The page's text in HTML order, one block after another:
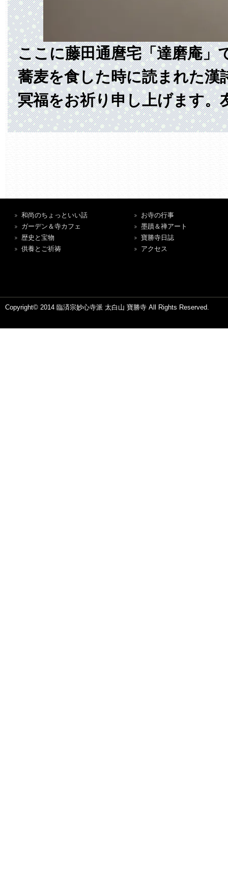
ここに藤田通麿宅「達磨庵」
蕎麦を食した時に読まれた漢
冥福をお祈り申し上げます。
和尚のちょっといい話
ガーデン＆寺カフェ
歴史と宝物
供養とご祈祷
お寺の行事
墨蹟＆禅アート
寶勝寺日誌
アクセス
Copyright© 2014 臨済宗妙心寺派 太白山 寶勝寺 All Rights Reserved.